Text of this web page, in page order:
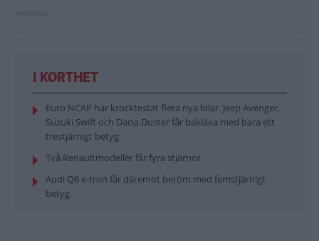
I KORTHET
Euro NCAP har krocktestat flera nya bilar. Jeep Avenger,
Suzuki Swift och Dacia Duster får bakläxa med bara ett
trestjärnigt betyg.
Två Renaultmodeller får fyra stjärnor.
Audi Q6 e-tron får däremot beröm med femstjärnigt
betyg.